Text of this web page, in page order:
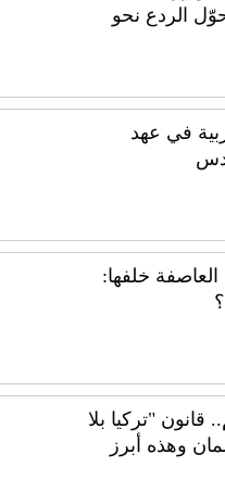
الردع نحو
في عهد
خلفها:
"تركيا بلا
وهذه أبرز